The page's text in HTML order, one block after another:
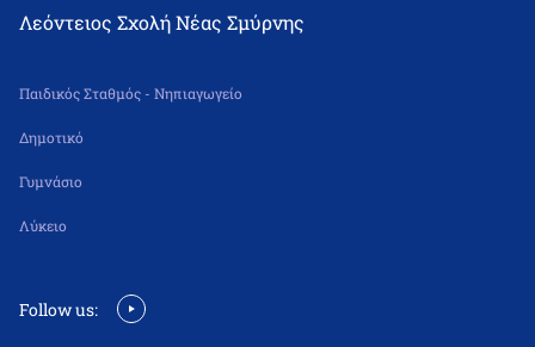
Λεόντειος Σχολή Νέας Σμύρνης
Παιδικός Σταθμός - Νηπιαγωγείο
Δημοτικό
Γυμνάσιο
Λύκειο
Follow us: